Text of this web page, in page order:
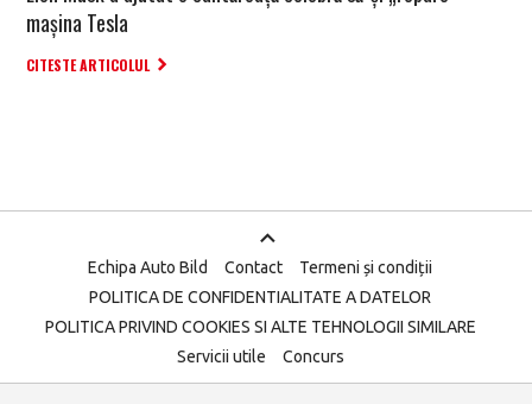
mașina Tesla
CITESTE ARTICOLUL
Echipa Auto Bild Contact
Termeni și condiții
POLITICA DE CONFIDENTIALITATE A DATELOR
POLITICA PRIVIND COOKIES SI ALTE TEHNOLOGII SIMILARE
Servicii utile
Concurs